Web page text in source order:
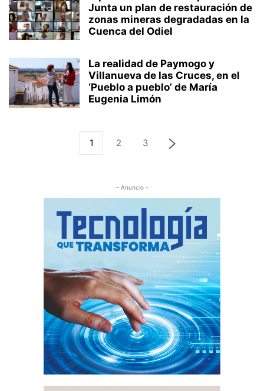
Junta un plan de restauración de
zonas mineras degradadas en la
Cuenca del Odiel
La realidad de Paymogo y
Villanueva de las Cruces, en el
‘Pueblo a pueblo’ de María
Eugenia Limón
1 2 3
- Anuncio -